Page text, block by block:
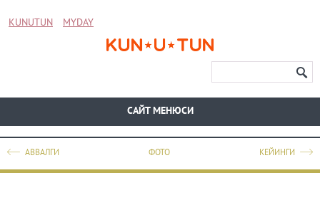
KUNUTUN MYDAY
CАЙТ МЕНЮСИ
ФОТО
АВВАЛГИ КЕЙИНГИ